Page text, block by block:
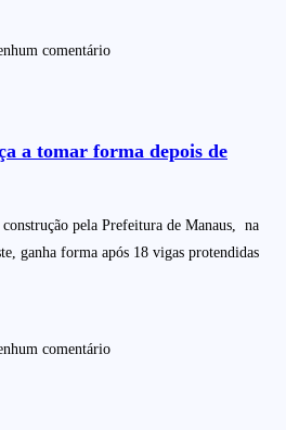
comentário
a tomar forma depois de
pela Prefeitura de Manaus, na
ganha forma após 18 vigas protendidas
comentário